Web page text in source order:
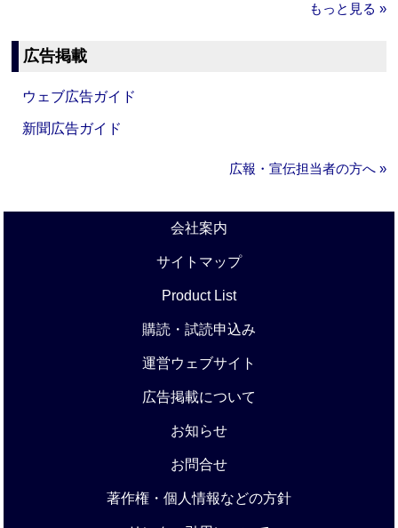
もっと見る »
広告掲載
ウェブ広告ガイド
新聞広告ガイド
広報・宣伝担当者の方へ »
会社案内
サイトマップ
Product List
購読・試読申込み
運営ウェブサイト
広告掲載について
お知らせ
お問合せ
著作権・個人情報などの方針